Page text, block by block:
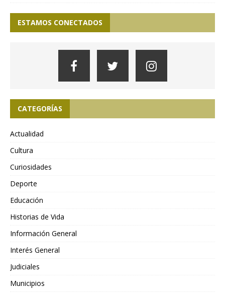
ESTAMOS CONECTADOS
CATEGORÍAS
Actualidad
Cultura
Curiosidades
Deporte
Educación
Historias de Vida
Información General
Interés General
Judiciales
Municipios